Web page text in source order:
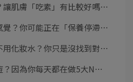
讓肌膚「吃素」有比較好嗎⋯
覺？你可能正在「保養停滯⋯
用化妝水？你只是沒找到對⋯
？因為你每天都在做5大N⋯